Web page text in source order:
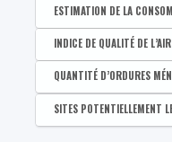
Disponible par :Commune
Nombre de
Subvention
PAEDC rédigé
Subvention
ESTIMATION DE LA
Disponible par :Commune
Estimation de la
INDICE DE QUALITÉ DE
Disponible par :Commune
Indice de qualité
QUANTITÉ D’ORDURES
Disponible par :Commune
Quantité
SITES POTENTIELLEMENT